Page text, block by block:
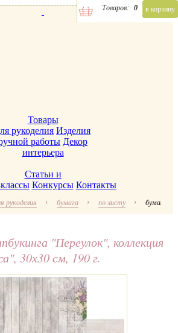
Товары
рукоделия Изделия
работы Декор
интерьера
Статьи и
Конкурсы Контакты
рукоделия бумага по листу бумага
"Переулок", коллекция
30х30 см, 190 г.
Товаров: 0 в корзину